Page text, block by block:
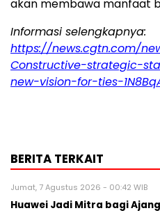
akan membawa manfaat
Informasi selengkapnya:
https://news.cgtn.com/
Constructive-strategic-
new-vision-for-ties-
BERITA TERKAIT
Jumat, 7 Agustus 2026 - 00:42 WIB
Huawei Jadi Mitra bagi Ajang